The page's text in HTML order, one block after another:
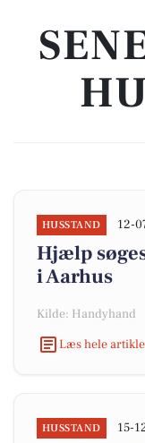
HUSSTAND 12-
Hjælp
i Aarhus
Kilde: Handyhand
Læs hele
HUSSTAND 15-